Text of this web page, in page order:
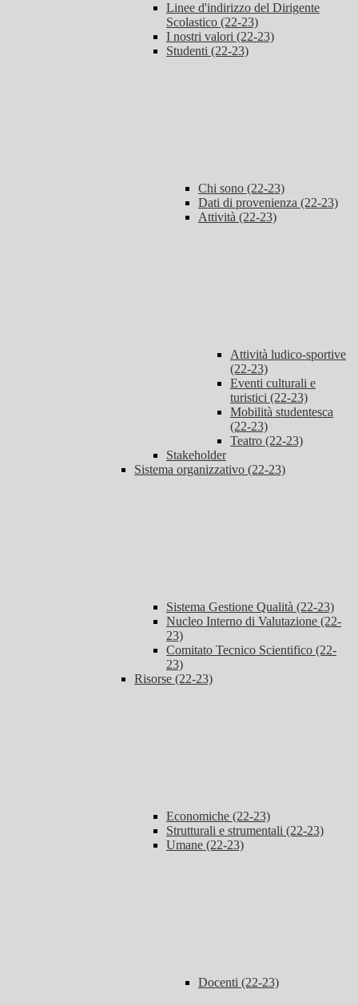
Linee d'indirizzo del Dirigente
Scolastico (22-23)
I nostri valori (22-23)
Studenti (22-23)
Chi sono (22-23)
Dati di provenienza (22-23)
Attività (22-23)
Attività ludico-sportive
(22-23)
Eventi culturali e
turistici (22-23)
Mobilità studentesca
(22-23)
Teatro (22-23)
Stakeholder
Sistema organizzativo (22-23)
Sistema Gestione Qualità (22-23)
Nucleo Interno di Valutazione (22-
23)
Comitato Tecnico Scientifico (22-
23)
Risorse (22-23)
Economiche (22-23)
Strutturali e strumentali (22-23)
Umane (22-23)
Docenti (22-23)